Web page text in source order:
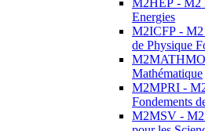
M2HEP - M2
Energies
M2ICFP - M2
de Physique
Mathématique
M2MPRI -
Fondements
M2MSV - M2